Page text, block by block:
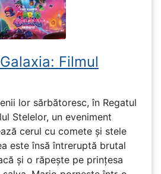
Filmul
lor sărbătoresc, în Regatul
Stelelor, un eveniment
cerul cu comete și stele
este însă întreruptă brutal
și o răpește pe prinţesa